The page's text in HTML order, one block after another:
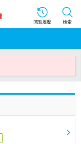
閲覧履歴 検索